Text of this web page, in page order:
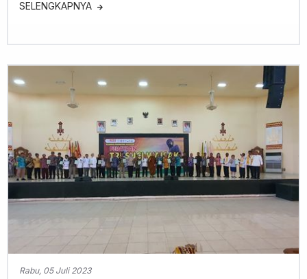
SELENGKAPNYA
Rabu, 05 Juli 2023